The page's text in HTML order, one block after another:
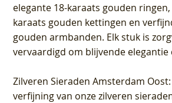
elegante 18-karaats gouden
karaats gouden kettingen en
gouden armbanden. Elk stuk is
vervaardigd om blijvende elegantie
Zilveren Sieraden Amsterdam Oost
verfijning van onze zilveren